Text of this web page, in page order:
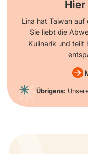
Lina hat Taiwan auf
Sie liebt die
Kulinarik und teilt
Übrigens: